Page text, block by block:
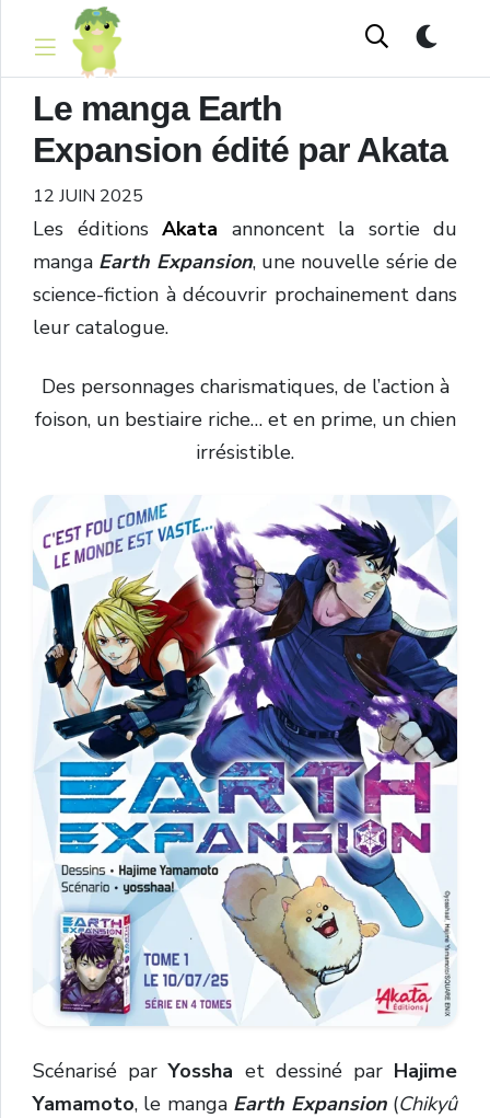
Le manga Earth
Expansion édité par Akata
12 JUIN 2025
Les éditions Akata annoncent la sortie du
manga Earth Expansion, une nouvelle série de
science-fiction à découvrir prochainement dans
leur catalogue.
Des personnages charismatiques, de l’action à
foison, un bestiaire riche… et en prime, un chien
irrésistible.
Scénarisé parYossha et dessiné par Hajime
Yamamoto, le manga Earth Expansion (Chikyû